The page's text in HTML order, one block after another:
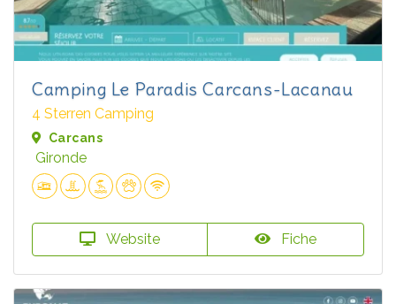
Camping Le Paradis Carcans-Lacanau
4 Sterren Camping
Carcans
Gironde
Website Fiche